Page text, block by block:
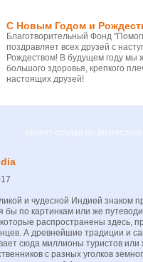
С Новым Годом и
Благотворительный Фонд
поздравляет всех друзей с
Рождеством! В будущем году
большого здоровья, крепкого
настоящих друзей!
проект создан по
и чудесной Индией знаком
бы по картинкам или же
распространены здесь,
А древнейшие традиции и
сюда миллионы туристов или
с разных уголков